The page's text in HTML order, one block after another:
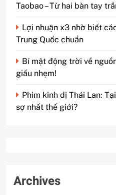
Taobao – Từ hai bàn tay
Lợi nhuận x3 nhờ biết
Trung Quốc chuẩn
Bí mật động trời về
giấu nhẹm!
Phim kinh dị Thái Lan:
sợ nhất thế giới?
Archives